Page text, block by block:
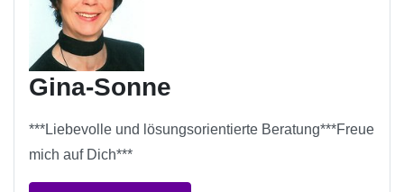
Gina-Sonne
***Liebevolle und lösungsorientierte Beratung***Freue
mich auf Dich***